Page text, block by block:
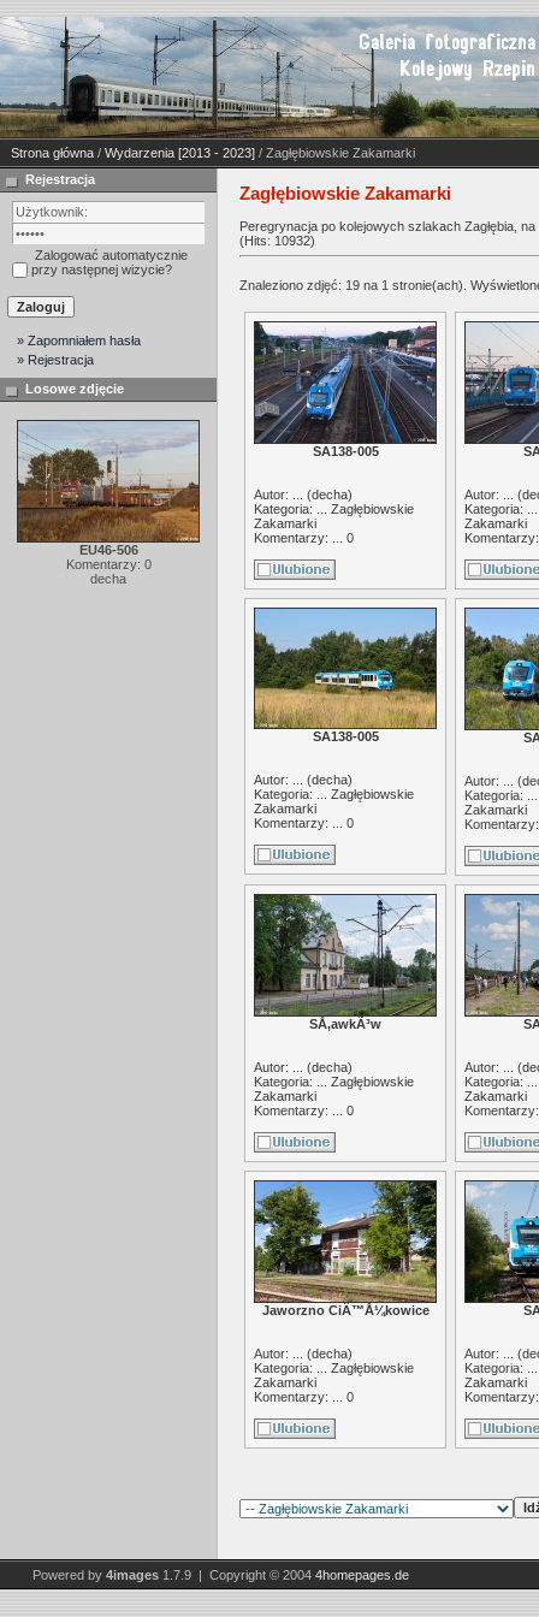
Strona główna / Wydarzenia [2013 - 2023] / Zagłębiowskie Zakamarki
Rejestracja
Zalogować automatycznie
przy następnej wizycie?
» Zapomniałem hasła
» Rejestracja
Losowe zdjęcie
EU46-506
Komentarzy: 0
decha
Zagłębiowskie Zakamarki
Peregrynacja po kolejowych szlakach Zagłębia,
(Hits: 10932)
Znaleziono zdjęć: 19 na 1 stronie(ach).
SA138-005
Autor: ... (decha)
Kategoria: ... Zagłębiowskie
Zakamarki
Komentarzy: ... 0
Autor: ... (
Kategoria:
Zakamarki
SA138-005
Autor: ... (decha)
Kategoria: ... Zagłębiowskie
Zakamarki
Komentarzy: ... 0
Autor: ... (
Kategoria:
Zakamarki
SÅ‚awkÃ³w
Autor: ... (decha)
Kategoria: ... Zagłębiowskie
Zakamarki
Komentarzy: ... 0
Autor: ... (
Kategoria:
Zakamarki
Jaworzno CiÄ™Å¼kowice
Autor: ... (decha)
Kategoria: ... Zagłębiowskie
Zakamarki
Komentarzy: ... 0
Autor: ... (
Kategoria:
Zakamarki
Powered by 4images 1.7.9 | Copyright © 2004 4homepages.de